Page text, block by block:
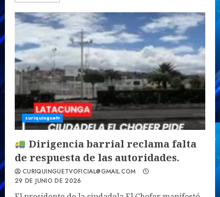
curiquinguetv
Dirigencia barrial reclama falta
de respuesta de las autoridades.
CURIQUINGUETVOFICIAL@GMAIL.COM
29 DE JUNIO DE 2026